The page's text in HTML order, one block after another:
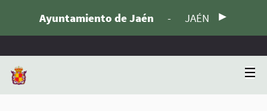
Ayuntamiento de Jaén - JAÉN